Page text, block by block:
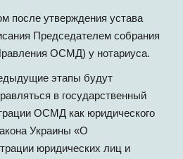
после утверждения устава
Председателем собрания
ОСМД) у нотариуса.
этапы будут
в государственный
ОСМД как юридического
Украины «О
юридических лиц и